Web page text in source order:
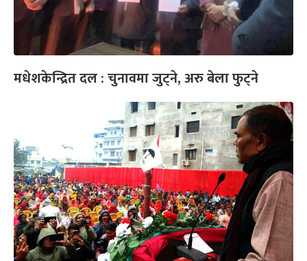
मधेशकेन्द्रित दल : चुनावमा जुट्ने, अरु बेला फुट्ने